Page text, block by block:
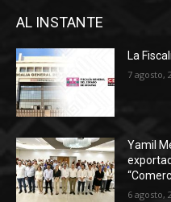
AL INSTANTE
La
7 agosto,
Yamil
6 agosto,